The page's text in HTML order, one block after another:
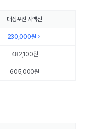
대상포진 사백신
230,000원
482,100원
605,000원